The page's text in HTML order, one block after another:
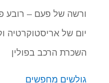
ורשה של פעם – רובע
יום של אריסטוקרטיה
השכרת הרכב בפולין
גולשים מחפשים